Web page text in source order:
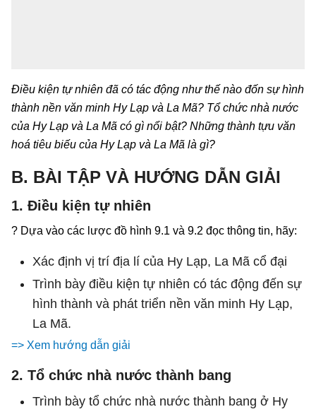
Điều kiện tự nhiên đã có tác động như thế nào đốn sự hình
thành nền văn minh Hy Lạp và La Mã? Tổ chức nhà nước
của Hy Lạp và La Mã có gì nổi bật? Những thành tựu văn
hoá tiêu biếu của Hy Lạp và La Mã là gì?
B. BÀI TẬP VÀ HƯỚNG DẪN GIẢI
1. Điều kiện tự nhiên
? Dựa vào các lược đồ hình 9.1 và 9.2 đọc thông tin, hãy:
Xác định vị trí địa lí của Hy Lạp, La Mã cổ đại
Trình bày điều kiện tự nhiên có tác động đến sự
hình thành và phát triển nền văn minh Hy Lạp,
La Mã.
=> Xem hướng dẫn giải
2. Tổ chức nhà nước thành bang
Trình bày tổ chức nhà nước thành bang ở Hy